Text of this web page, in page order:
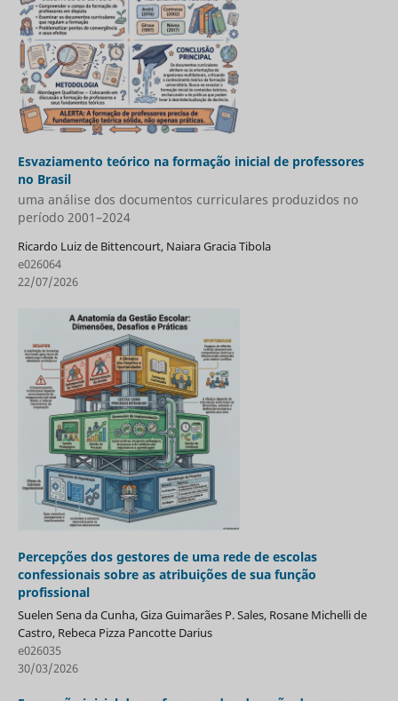
Esvaziamento teórico na formação inicial de professores
no Brasil
uma análise dos documentos curriculares produzidos no
período 2001–2024
Ricardo Luiz de Bittencourt, Naiara Gracia Tibola
e026064
22/07/2026
Percepções dos gestores de uma rede de escolas
confessionais sobre as atribuições de sua função
profissional
Suelen Sena da Cunha, Giza Guimarães P. Sales, Rosane Michelli de
Castro, Rebeca Pizza Pancotte Darius
e026035
30/03/2026